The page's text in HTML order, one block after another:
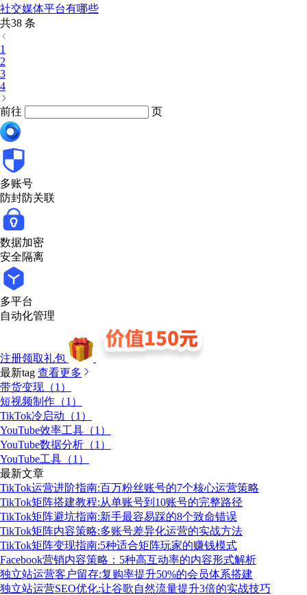
社交媒体平台有哪些
共38 条
1
2
3
4
前往 页
多账号
防封防关联
数据加密
安全隔离
多平台
自动化管理
注册领取礼包
最新tag 查看更多
带货变现（1）
短视频制作（1）
TikTok冷启动（1）
YouTube效率工具（1）
YouTube数据分析（1）
YouTube工具（1）
最新文章
TikTok运营进阶指南:百万粉丝账号的7个核心运营策略
TikTok矩阵搭建教程:从单账号到10账号的完整路径
TikTok矩阵避坑指南:新手最容易踩的8个致命错误
TikTok矩阵内容策略:多账号差异化运营的实战方法
TikTok矩阵变现指南:5种适合矩阵玩家的赚钱模式
Facebook营销内容策略：5种高互动率的内容形式解析
独立站运营客户留存:复购率提升50%的会员体系搭建
独立站运营SEO优化:让谷歌自然流量提升3倍的实战技巧